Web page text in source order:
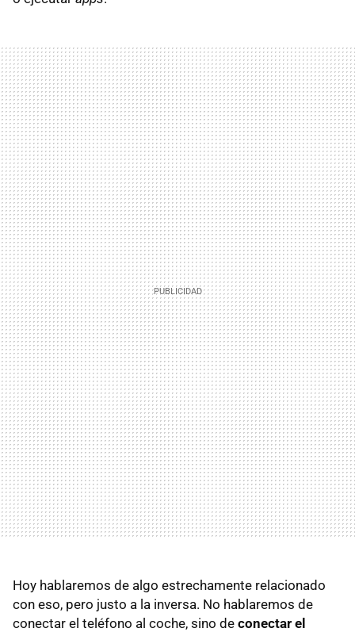
Hoy hablaremos de algo estrechamente relacionado
con eso, pero justo a la inversa. No hablaremos de
conectar el teléfono al coche, sino de conectar el